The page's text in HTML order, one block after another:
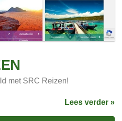
met SRC Reizen!
Lees verder »